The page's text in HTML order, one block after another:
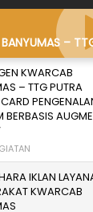
KWARCAB
– TTG PUTRA
BERBASIS
IKLAN
KWARCAB